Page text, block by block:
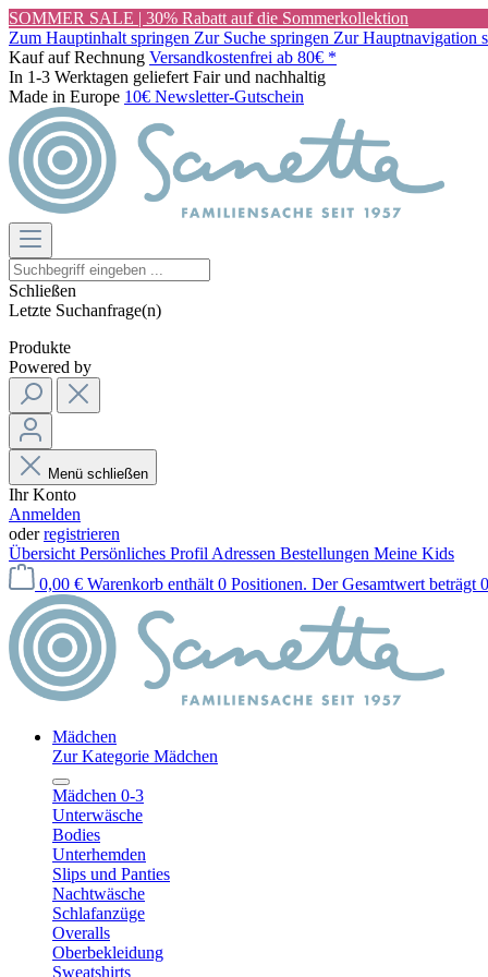
SOMMER SALE | 30% Rabatt auf die Sommerkollektion
Zum Hauptinhalt springen Zur Suche springen Zur Hauptnavigation
Kauf auf Rechnung Versandkostenfrei ab 80€ *
In 1-3 Werktagen geliefert Fair und nachhaltig
Made in Europe 10€ Newsletter-Gutschein
Schließen
Letzte Suchanfrage(n)
Produkte
Powered by
Menü schließen
Ihr Konto
Anmelden
oderregistrieren
Übersicht Persönliches Profil Adressen Bestellungen Meine Kids
0,00 € Warenkorb enthält 0 Positionen. Der Gesamtwert beträgt
Mädchen
Zur Kategorie Mädchen
Mädchen 0-3
Unterwäsche
Bodies
Unterhemden
Slips und Panties
Nachtwäsche
Schlafanzüge
Overalls
Oberbekleidung
Sweatshirts